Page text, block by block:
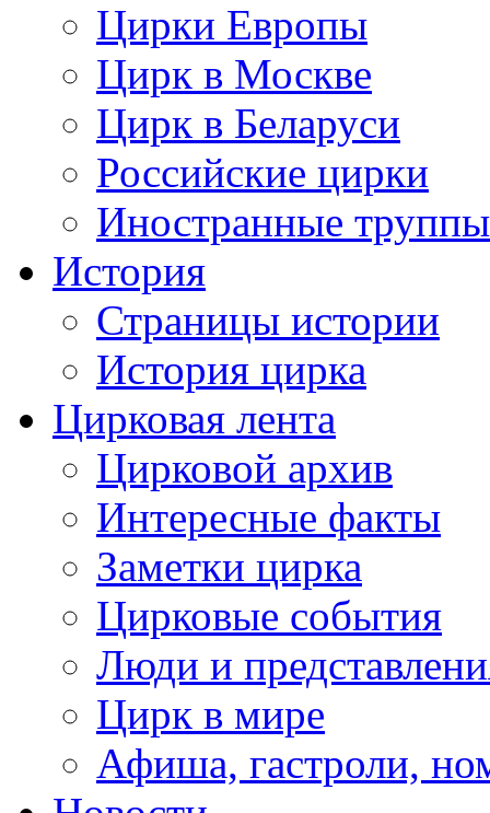
Цирки Европы
Цирк в Москве
Цирк в Беларуси
Российские цирки
Иностранные труппы
История
Страницы истории
История цирка
Цирковая лента
Цирковой архив
Интересные факты
Заметки цирка
Цирковые события
Люди и
Цирк в мире
Афиша, гастроли,